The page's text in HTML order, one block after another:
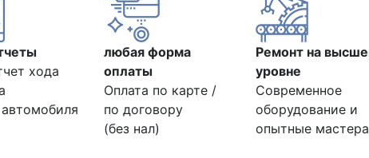
хода
любая форма
оплаты
Оплата по карте /
по договору
(без нал)
Ремонт на
уровне
Современное
оборудование и
опытные мастера